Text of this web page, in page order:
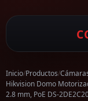
Inicio/Productos/
Hikvision Domo
2.8 mm, PoE DS-